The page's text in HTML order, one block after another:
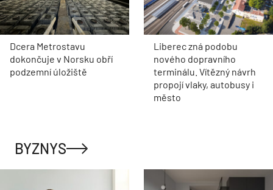
Dcera Metrostavu
dokončuje v Norsku obří
podzemní úložiště
Liberec zná podobu
nového dopravního
terminálu. Vítězný návrh
propojí vlaky, autobusy i
město
BYZNYS